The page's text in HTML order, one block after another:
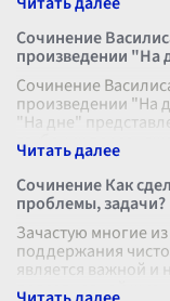
Сочинение
произведении "На
Сочинение
произведении "На
"На дне"
глубоких
Сочинение Как
проблемы, задачи?
Зачастую многие
поддержания
является важной
повседневной